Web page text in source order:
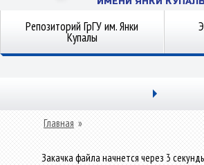
Репозиторий ГрГУ им. Янки
Купалы
Главная »
Закачка файла начнется через 3